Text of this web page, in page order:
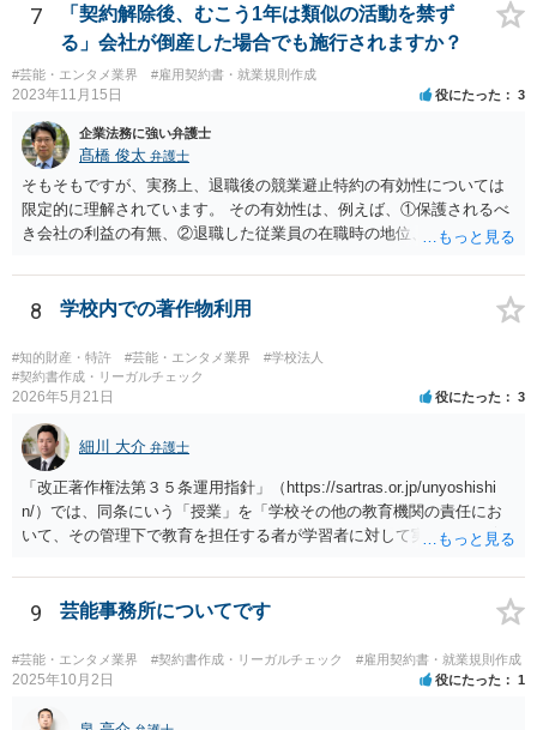
ます。
7
「契約解除後、むこう1年は類似の活動を禁ず
る」会社が倒産した場合でも施行されますか？
#芸能・エンタメ業界 #雇用契約書・就業規則作成
2023年11月15日 役にたった 3
企業法務に強い弁護士
髙橋 俊太 弁護士
そもそもですが、実務上、退職後の競業避止特約の有効性については
限定的に理解されています。 その有効性は、例えば、①保護されるべ
き会社の利益の有無、②退職した従業員の在職時の地位、③地域的限
囲、⑥代償措置の有無といった判断要素によって検討されます。 いず
れにしても、書面を拝見するなど具体的な事情を詳しくお伺いする必
ては会社側の請求は認められにくいのではないかという印象です。
8 学校内での著作物利用
#知的財産・特許 #芸能・エンタメ業界
#学校法人
#契約書作成・リーガルチェック
2026年5月21日 役にたった 3
細川 大介 弁護士
「改正著作権法第３５条運用指針」（https://sartras.or.jp/unyoshishi
n/）では、同条にいう「授業」を「学校その他の教育機関の責任にお
いて、その管理下で教育を担任する者が学習者に対して実施する教育
級活動・クラブ活動・学校行事等）、部活動、課外補習授業等を、該
当しない例として自主的なボランティア活動・保護者会・ＰＴＡ活動
校司書は、学校図書館法第６条第１項上「専ら学校図書館の職務に従
事する職員」と位置づけられ、運用指針にいう「教育を担任する者」
9 芸能事務所についてです
#芸能・エンタメ業界 #契約書作成・リーガルチェック #雇用契約書・就業規則作成
2025年10月2日 役にたった 1